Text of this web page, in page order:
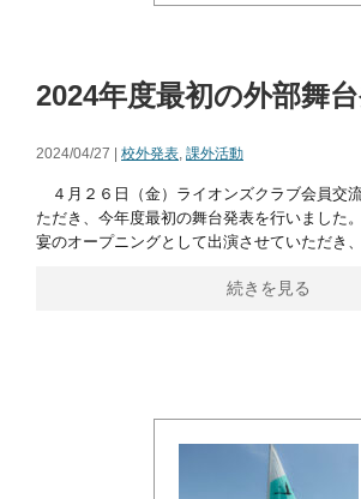
2024年度最初の外部舞
2024/04/27 | 校外発表, 課外活動
４月２６日（金）ライオンズクラブ会員交
ただき、今年度最初の舞台発表を行いました
宴のオープニングとして出演させていただき
続きを見る